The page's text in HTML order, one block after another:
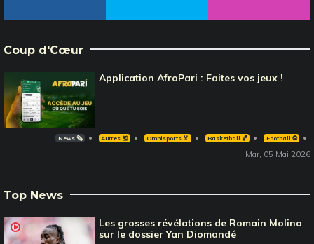
Coup d'Cœur
Application AfroPari : Faites vos jeux !
News 🗞️ Autres 🎽 Omnisports 🏅 Basketball 🏀 Football ⚽️
Mar, 05 Mai 2026
Top News
Les grosses révélations de Romain Molina
sur le dossier Yan Diomandé